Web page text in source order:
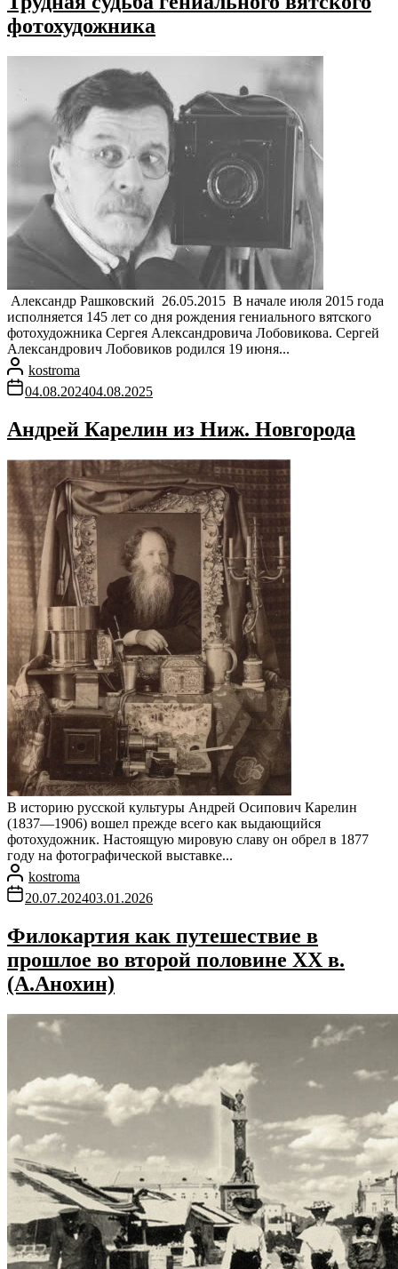
фотохудожника
Александр Рашковский 26.05.2015 В начале июля 2015 года
исполняется 145 лет со дня рождения гениального вятского
фотохудожника Сергея Александровича Лобовикова. Сергей
Александрович Лобовиков родился 19 июня...
kostroma
04.08.202404.08.2025
Андрей Карелин из Ниж. Новгорода
В историю русской культуры Андрей Осипович Карелин
(1837—1906) вошел прежде всего как выдающийся
фотохудожник. Настоящую мировую славу он обрел в 1877
году на фотографической выставке...
kostroma
20.07.202403.01.2026
Филокартия как путешествие в
прошлое во второй половине ХХ в.
(А.Анохин)